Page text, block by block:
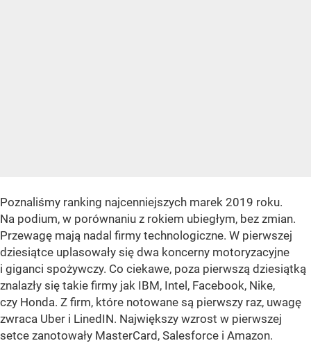
Poznaliśmy ranking najcenniejszych marek 2019 roku.
Na podium, w porównaniu z rokiem ubiegłym, bez zmian.
Przewagę mają nadal firmy technologiczne. W pierwszej
dziesiątce uplasowały się dwa koncerny motoryzacyjne
i giganci spożywczy. Co ciekawe, poza pierwszą dziesiątką
znalazły się takie firmy jak IBM, Intel, Facebook, Nike,
czy Honda. Z firm, które notowane są pierwszy raz, uwagę
zwraca Uber i LinedIN. Największy wzrost w pierwszej
setce zanotowały MasterCard, Salesforce i Amazon.